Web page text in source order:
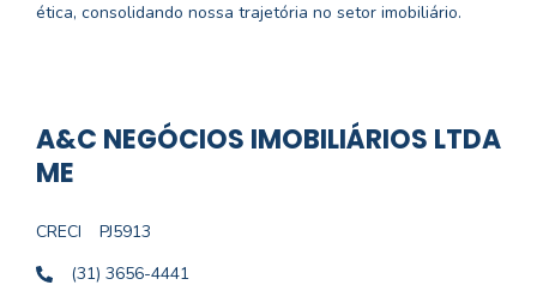
ética, consolidando nossa trajetória no setor imobiliário.
A&C NEGÓCIOS IMOBILIÁRIOS LTDA
ME
CRECI
PJ5913
(31) 3656-4441